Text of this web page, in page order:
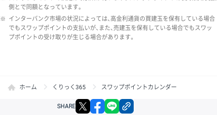
側とで同額となっています。
※ インターバンク市場の状況によっては、高金利通貨の買建玉を保有している場合
でもスワップポイントの支払いが、また、売建玉を保有している場合でもスワッ
プポイントの受け取りが生じる場合があります。
ホーム くりっく365 スワップポイントカレンダー
SHARE X facebook